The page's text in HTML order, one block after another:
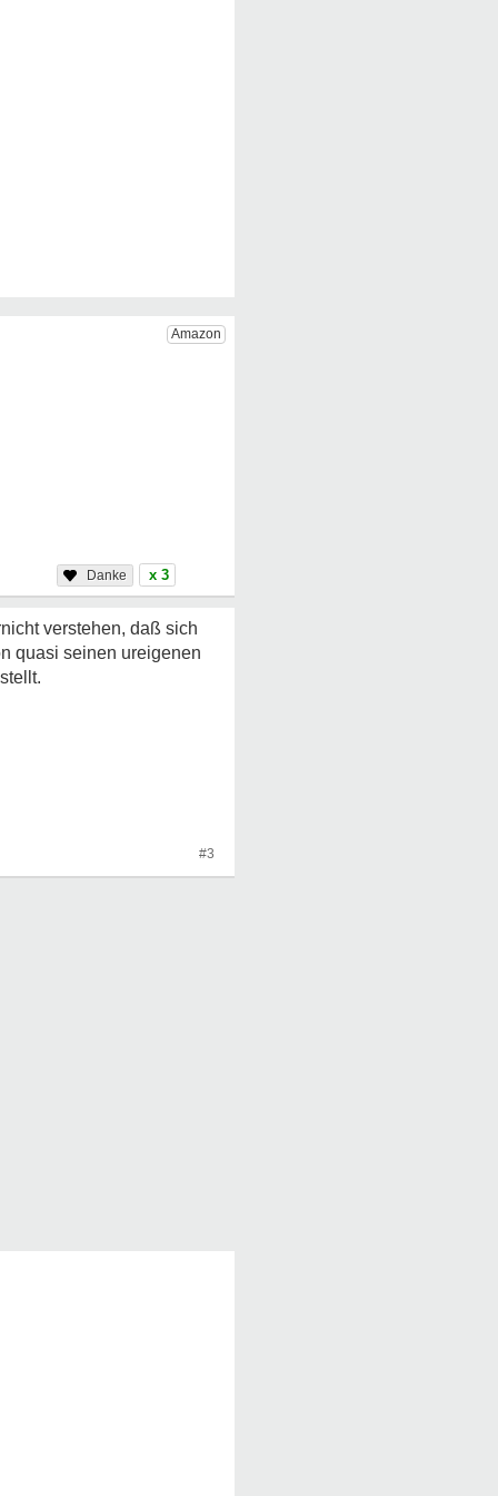
x 3
verstehen, daß sich
quasi seinen ureigenen
#3